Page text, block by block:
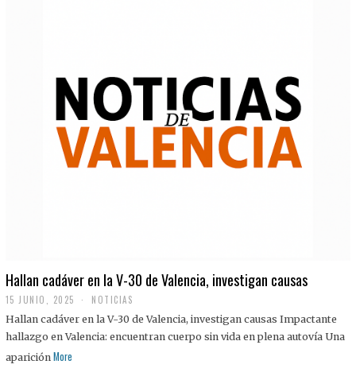
Hallan cadáver en la V-30 de Valencia, investigan causas
15 JUNIO, 2025 NOTICIAS
Hallan cadáver en la V-30 de Valencia, investigan causas Impactante
hallazgo en Valencia: encuentran cuerpo sin vida en plena autovía Una
aparición More